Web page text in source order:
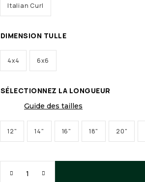
Italian Curl
DIMENSION TULLE
4x4 6x6
SÉLECTIONNEZ LA LONGUEUR
Guide des tailles
12" 14" 16" 18" 20"